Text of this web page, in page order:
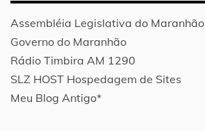
Assembléia Legislativa do Maranhão
Governo do Maranhão
Rádio Timbira AM 1290
SLZ HOST Hospedagem de Sites
Meu Blog Antigo*